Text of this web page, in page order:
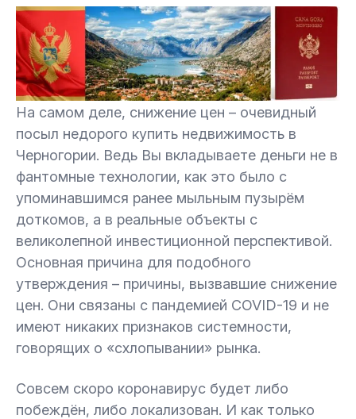
На самом деле, снижение цен – очевидный
посыл недорого купить недвижимость в
Черногории. Ведь Вы вкладываете деньги не в
фантомные технологии, как это было с
упоминавшимся ранее мыльным пузырём
доткомов, а в реальные объекты с
великолепной инвестиционной перспективой.
Основная причина для подобного
утверждения – причины, вызвавшие снижение
цен. Они связаны с пандемией COVID-19 и не
имеют никаких признаков системности,
говорящих о «схлопывании» рынка.
Совсем скоро коронавирус будет либо
побеждён, либо локализован. И как только